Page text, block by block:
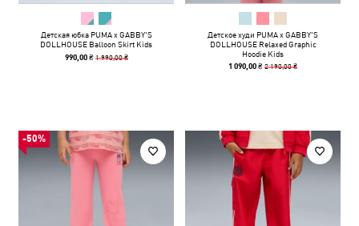
Детская юбка PUMA x GABBY'S
DOLLHOUSE Balloon Skirt Kids
990,00 ₴ 1 990,00 ₴
Детское худи PUMA x GABBY'S
DOLLHOUSE Relaxed Graphic
Hoodie Kids
1 090,00 ₴2 190,00 ₴
-50%